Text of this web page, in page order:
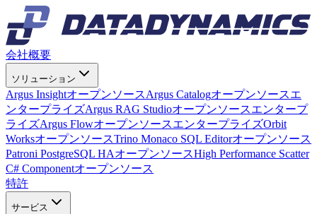
会社概要
ソリューション
Argus InsightオープンソースArgus Catalogオープンソースエ
ンタープライズArgus RAG Studioオープンソースエンタープ
ライズArgus FlowオープンソースエンタープライズOrbit
WorksオープンソースTrino Monaco SQL Editorオープンソース
Patroni PostgreSQL HAオープンソースHigh Performance Scatter
C# Componentオープンソース
特許
サービス